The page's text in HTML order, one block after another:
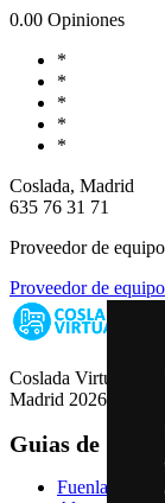
0.00 Opiniones
*
*
*
*
*
Coslada, Madrid
635 76 31 71
Proveedor de
Proveedor de
Coslada Virtual:
Madrid 2026
Guias de
Fuenlabrada